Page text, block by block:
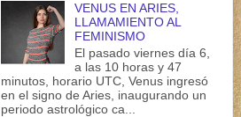
VENUS EN ARIES,
LLAMAMIENTO AL
FEMINISMO
El pasado viernes día 6,
a las 10 horas y 47
minutos, horario UTC, Venus ingresó
en el signo de Aries, inaugurando un
periodo astrológico ca...